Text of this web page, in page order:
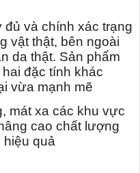
đủ và chính xác trạng
vật thật, bên ngoài
da thật. Sản phẩm
đặc tính khác
vừa mạnh mẽ
mát xa các khu vực
cao chất lượng
hiệu quả